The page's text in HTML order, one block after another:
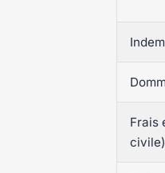
Frais
civile)